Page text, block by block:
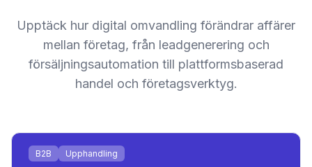
Upptäck hur digital omvandling förändrar affärer
mellan företag, från leadgenerering och
försäljningsautomation till plattformsbaserad
handel och företagsverktyg.
B2B Upphandling